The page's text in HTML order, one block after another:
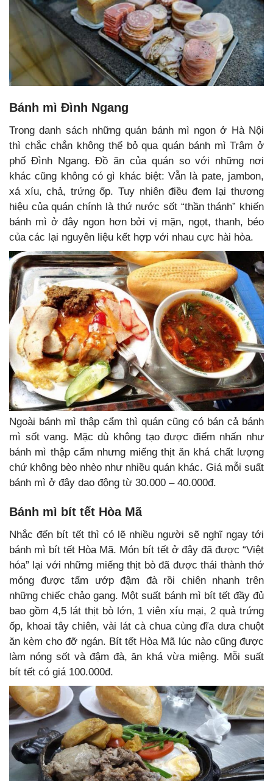
Bánh mì Đình Ngang
Trong danh sách những quán bánh mì ngon ở Hà Nội
thì chắc chắn không thể bỏ qua quán bánh mì Trâm ở
phố Đình Ngang. Đồ ăn của quán so với những nơi
khác cũng không có gì khác biệt: Vẫn là pate, jambon,
xá xíu, chả, trứng ốp. Tuy nhiên điều đem lại thương
hiệu của quán chính là thứ nước sốt “thần thánh” khiến
bánh mì ở đây ngon hơn bởi vị mặn, ngọt, thanh, béo
của các lại nguyên liệu kết hợp với nhau cực hài hòa.
Ngoài bánh mì thập cẩm thì quán cũng có bán cả bánh
mì sốt vang. Mặc dù không tạo được điểm nhấn như
bánh mì thập cẩm nhưng miếng thịt ăn khá chất lượng
chứ không bèo nhèo như nhiều quán khác. Giá mỗi suất
bánh mì ở đây dao động từ 30.000 – 40.000đ.
Bánh mì bít tết Hòa Mã
Nhắc đến bít tết thì có lẽ nhiều người sẽ nghĩ ngay tới
bánh mì bít tết Hòa Mã. Món bít tết ở đây đã được “Việt
hóa” lại với những miếng thịt bò đã được thái thành thớ
mỏng được tẩm ướp đậm đà rồi chiên nhanh trên
những chiếc chảo gang. Một suất bánh mì bít tết đầy đủ
bao gồm 4,5 lát thịt bò lớn, 1 viên xíu mại, 2 quả trứng
ốp, khoai tây chiên, vài lát cà chua cùng đĩa dưa chuột
ăn kèm cho đỡ ngán. Bít tết Hòa Mã lúc nào cũng được
làm nóng sốt và đậm đà, ăn khá vừa miệng. Mỗi suất
bít tết có giá 100.000đ.